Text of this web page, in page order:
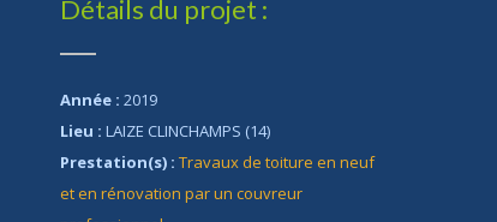
Détails du projet :
Année : 2019
Lieu : LAIZE CLINCHAMPS (14)
Prestation(s) : Travaux de toiture en neuf
et en rénovation par un couvreur